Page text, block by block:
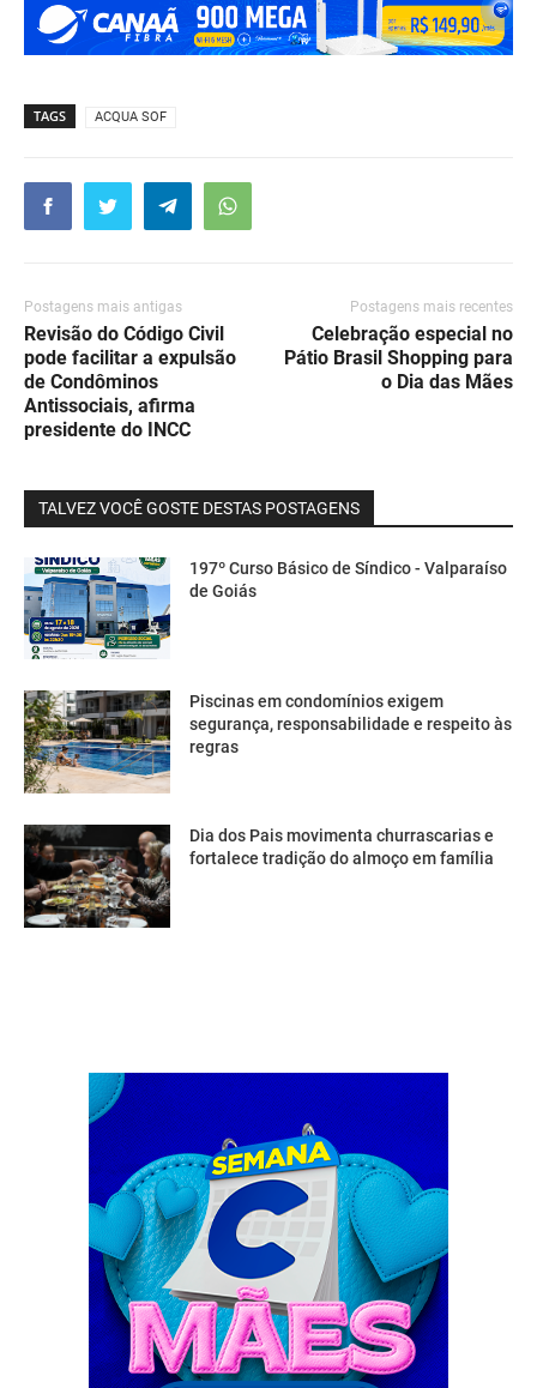
TAGS ACQUA SOF
Postagens mais antigas
Revisão do Código Civil
pode facilitar a expulsão
de Condôminos
Antissociais, afirma
presidente do INCC
Postagens mais recentes
Celebração especial no
Pátio Brasil Shopping para
o Dia das Mães
TALVEZ VOCÊ GOSTE DESTAS POSTAGENS
197º Curso Básico de Síndico - Valparaíso
de Goiás
Piscinas em condomínios exigem
segurança, responsabilidade e respeito às
regras
Dia dos Pais movimenta churrascarias e
fortalece tradição do almoço em família